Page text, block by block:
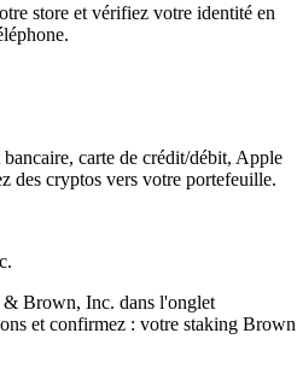
store et vérifiez votre identité en
carte de crédit/débit, Apple
des cryptos vers votre portefeuille.
Brown, Inc. dans l'onglet
et confirmez : votre staking Brown